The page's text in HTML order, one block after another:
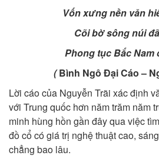
Vốn xưng nền văn
Cõi bờ sông núi
Phong tục Bắc Nam
(Bình Ngô Đại Cáo –
Lời cáo của Nguyễn Trãi xác định
với Trung quốc hơn năm trăm năm
minh hùng hồn gần đây qua việc
đồ cổ có giá trị nghệ thuật cao,
chẳng bao lâu.